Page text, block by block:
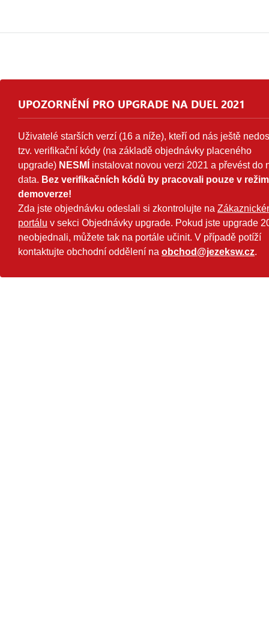
UPOZORNĚNÍ PRO UPGRADE NA DUEL 2021
Uživatelé starších verzí (16 a níže), kteří od nás ještě
tzv. verifikační kódy (na základě objednávky placeného
upgrade) NESMÍ
instalovat novou verzi 2021 a převést do
data. Bez verifikačních kódů by pracovali pouze v
demoverze!
Zda jste objednávku odeslali si zkontrolujte na
portálu v sekci Objednávky upgrade. Pokud jste upgrade
neobjednali, můžete tak na portále učinit. V případě potíží
kontaktujte obchodní oddělení na obchod@jezeksw.cz.